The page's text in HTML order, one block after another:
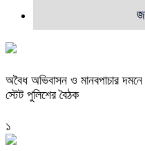
অবৈধ অভিবাসন ও মানবপাচার
স্টেট পুলিশের বৈঠক
১